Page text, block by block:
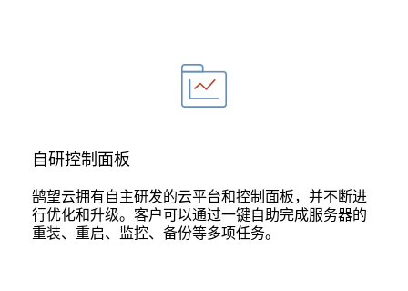
自研控制面板
鹄望云拥有自主研发的云平台和控制面板，并不断进
行优化和升级。客户可以通过一键自助完成服务器的
重装、重启、监控、备份等多项任务。